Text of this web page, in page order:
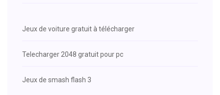
Jeux de voiture gratuit à télécharger
Telecharger 2048 gratuit pour pc
Jeux de smash flash 3